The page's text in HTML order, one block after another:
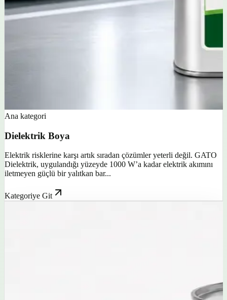
Ana kategori
Dielektrik Boya
Elektrik risklerine karşı artık sıradan çözümler yeterli değil. GATO
Dielektrik, uygulandığı yüzeyde 1000 W’a kadar elektrik akımını
iletmeyen güçlü bir yalıtkan bar...
Kategoriye Git